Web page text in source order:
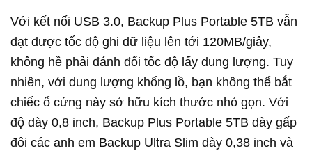
Với kết nối USB 3.0, Backup Plus Portable 5TB vẫn
đạt được tốc độ ghi dữ liệu lên tới 120MB/giây,
không hề phải đánh đổi tốc độ lấy dung lượng. Tuy
nhiên, với dung lượng khổng lồ, bạn không thể bắt
chiếc ổ cứng này sở hữu kích thước nhỏ gọn. Với
độ dày 0,8 inch, Backup Plus Portable 5TB dày gấp
đôi các anh em Backup Ultra Slim dày 0,38 inch và